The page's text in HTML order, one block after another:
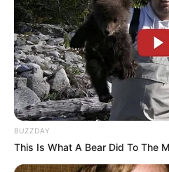
ความรัก เหมือนน้ำพริกปลาทู
จะไม่มีวันหายไปจากโลกตลอ
ขอบคุณข้อมูลจาก
BUZZDAY
This Is What A Bear Did To The